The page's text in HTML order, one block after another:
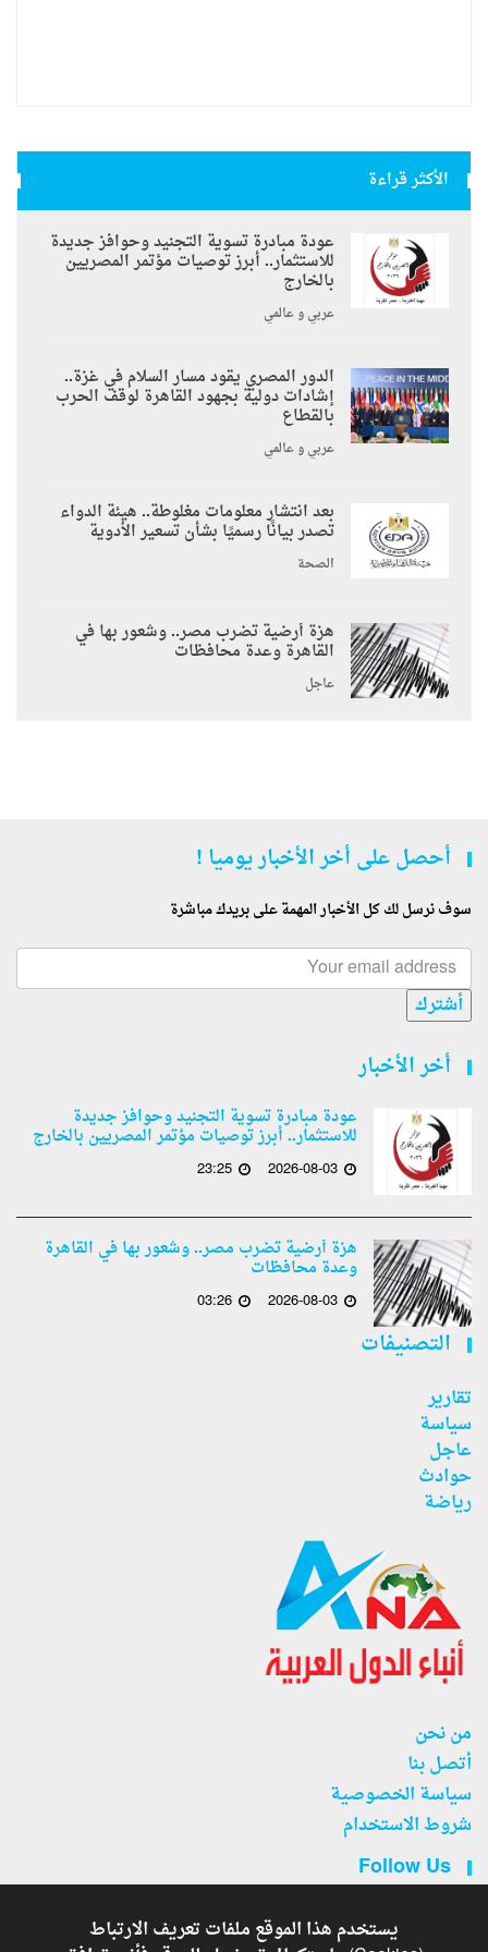
الأكثر قراءة
عودة مبادرة تسوية التجنيد وحوافز جديدة
للاستثمار.. أبرز توصيات مؤتمر المصريين
بالخارج
عربي و عالمي
الدور المصري يقود مسار السلام في غزة..
إشادات دولية بجهود القاهرة لوقف الحرب
بالقطاع
عربي و عالمي
بعد انتشار معلومات مغلوطة.. هيئة الدواء
تصدر بيانًا رسميًا بشأن تسعير الأدوية
الصحة
هزة أرضية تضرب مصر.. وشعور بها في
القاهرة وعدة محافظات
عاجل
أحصل على أخر الأخبار يوميا !
سوف نرسل لك كل الأخبار المهمة على بريدك مباشرة
أشترك
أخر الأخبار
عودة مبادرة تسوية التجنيد وحوافز جديدة
للاستثمار.. أبرز توصيات مؤتمر المصريين بالخارج
2026-08-03
23:25
هزة أرضية تضرب مصر.. وشعور بها في القاهرة
وعدة محافظات
2026-08-03
03:26
التصنيفات
تقارير
سياسة
عاجل
حوادث
رياضة
من نحن
أتصل بنا
سياسة الخصوصية
شروط الاستخدام
Follow Us
يستخدم هذا الموقع ملفات تعريف الارتباط